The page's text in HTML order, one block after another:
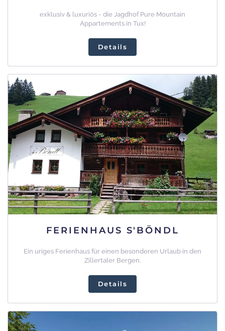
exklusiv & luxuriös - die Jagdhof Pure Mountain
Appartements in Tux!
Details
FERIENHAUS S'BÖNDL
Ein uriges Ferienhaus für einen besonderen Urlaub in den
Zillertaler Bergen.
Details